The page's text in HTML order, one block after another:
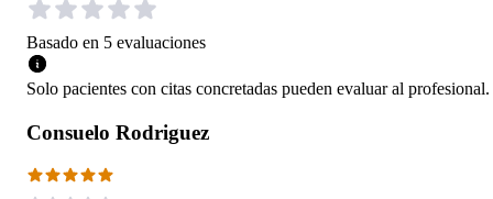
Basado en 5 evaluaciones
Solo pacientes con citas concretadas pueden evaluar al profesional.
Consuelo Rodriguez